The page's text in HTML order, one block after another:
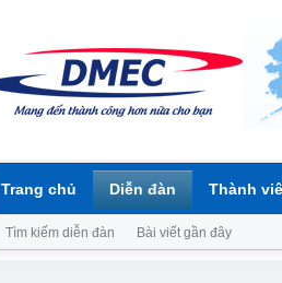
Trang chủ Diễn đàn
Tìm kiếm diễn đàn Bài viết gần đây
Thành